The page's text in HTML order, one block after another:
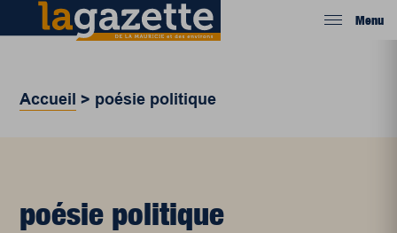
Menu
Accueil > poésie politique
poésie politique